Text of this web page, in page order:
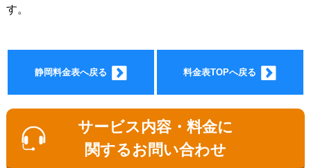
メーショ
ン
す。
静岡料金表へ戻る 料金表TOPへ戻る
サービス内容・料金に
関するお問い合わせ